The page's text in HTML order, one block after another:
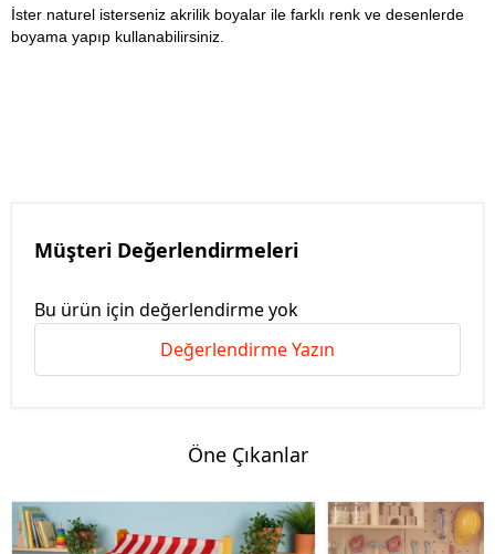
İster naturel isterseniz akrilik boyalar ile farklı renk ve desenlerde
boyama yapıp kullanabilirsiniz.
Müşteri Değerlendirmeleri
Bu ürün için değerlendirme yok
Değerlendirme Yazın
Öne Çıkanlar